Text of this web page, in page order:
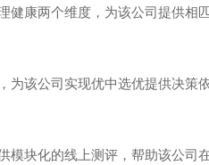
健康两个维度，为该公司提供相
为该公司实现优中选优提供决策
块化的线上测评，帮助该公司